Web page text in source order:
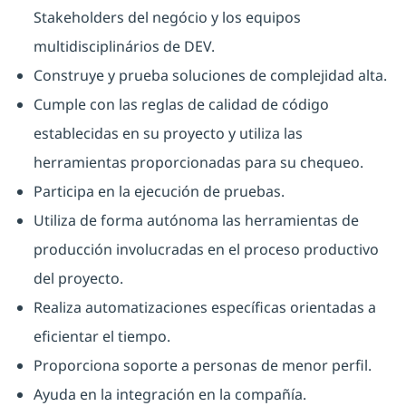
Stakeholders del negócio y los equipos
multidisciplinários de DEV.
Construye y prueba soluciones de complejidad alta.
Cumple con las reglas de calidad de código
establecidas en su proyecto y utiliza las
herramientas proporcionadas para su chequeo.
Participa en la ejecución de pruebas.
Utiliza de forma autónoma las herramientas de
producción involucradas en el proceso productivo
del proyecto.
Realiza automatizaciones específicas orientadas a
eficientar el tiempo.
Proporciona soporte a personas de menor perfil.
Ayuda en la integración en la compañía.